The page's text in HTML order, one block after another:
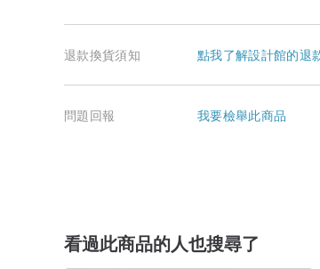
退款換貨須知 點我了解設計館的退
問題回報 我要檢舉此商品
看過此商品的人也搜尋了